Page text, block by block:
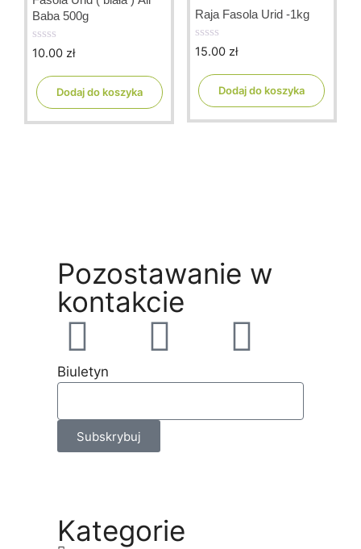
Baba 500g
0
o
5
10.00 zł
Dodaj do koszyka
Raja Fasola Urid -1kg
0
o
5
15.00 zł
Dodaj do koszyka
Pozostawanie w
kontakcie
Biuletyn
Subskrybuj
Kategorie